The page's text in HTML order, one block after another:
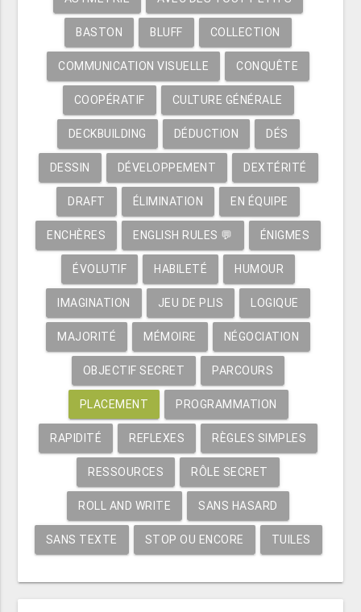
BASTON BLUFF COLLECTION
COMMUNICATION VISUELLE CONQUÊTE
COOPÉRATIF CULTURE GÉNÉRALE
DECKBUILDING DÉDUCTION DÉS
DESSIN DÉVELOPPEMENT DEXTÉRITÉ
DRAFT ÉLIMINATION EN ÉQUIPE
ENCHÈRES ENGLISH RULES 💬 ÉNIGMES
ÉVOLUTIF HABILETÉ HUMOUR
IMAGINATION JEU DE PLIS LOGIQUE
MAJORITÉ MÉMOIRE NÉGOCIATION
OBJECTIF SECRET PARCOURS
PLACEMENT PROGRAMMATION
RAPIDITÉ REFLEXES RÈGLES SIMPLES
RESSOURCES RÔLE SECRET
ROLL AND WRITE SANS HASARD
SANS TEXTE STOP OU ENCORE TUILES